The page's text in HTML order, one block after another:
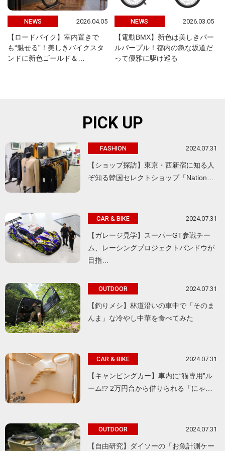
NEWS 2026.04.05
【ロードバイク】室内置きで
も“魅せる”！美しきバイクスタ
ンドに新色ゴールド＆…
NEWS 2026.03.05
【電動BMX】新色は美しきパー
ルパープル！都内の急な坂道だ
って優雅に駆け巡る
PICK UP
FASHION 2024.07.31
【ショップ探訪】東京・西新宿に知る人
ぞ知る韓国セレクトショップ「Nation…
CAR & BIKE 2024.07.31
【ガレージ見学】スーパーGT参戦チー
ム、レーシングプロジェクトバンドウが
目指…
OUTDOOR 2024.07.31
【釣りメシ】林道沿いの車中で「そのま
んま」な冷やし中華を食べてみた
CAR & BIKE 2024.07.31
【キャンピングカー】車内に“猫専用”ル
ーム!? 2万円台から借りられる「にゃ…
OUTDOOR 2024.07.31
【自由研究】ダイソーの「お魚計測ケー